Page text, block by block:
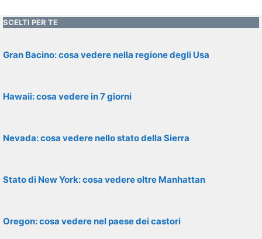
SCELTI PER TE
Gran Bacino: cosa vedere nella regione degli Usa
Hawaii: cosa vedere in 7 giorni
Nevada: cosa vedere nello stato della Sierra
Stato di New York: cosa vedere oltre Manhattan
Oregon: cosa vedere nel paese dei castori